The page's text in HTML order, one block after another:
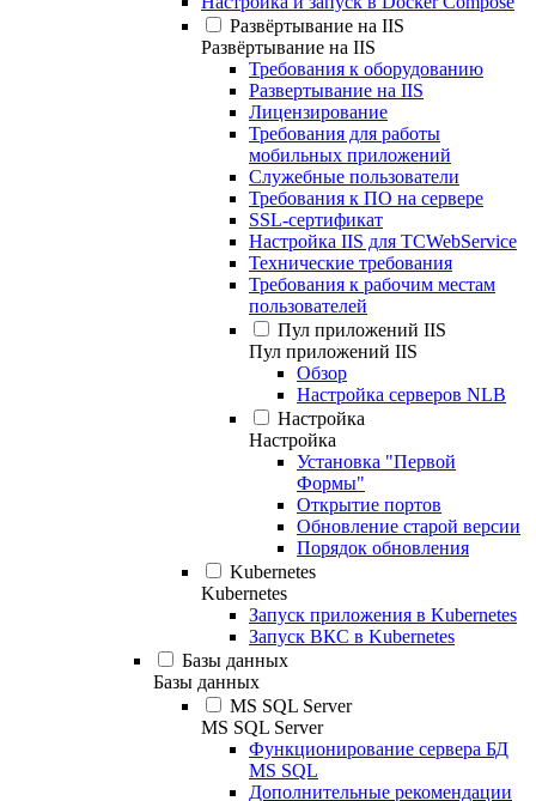
Развёртывание на IIS
Развёртывание на IIS
Требования к оборудованию
Развертывание на IIS
Лицензирование
Требования для работы
мобильных приложений
Служебные пользователи
Требования к ПО на сервере
SSL-сертификат
Настройка IIS для TCWebService
Технические требования
Требования к рабочим местам
пользователей
Пул приложений IIS
Пул приложений IIS
Обзор
Настройка серверов NLB
Настройка
Настройка
Установка "Первой
Формы"
Открытие портов
Обновление старой версии
Порядок обновления
Kubernetes
Kubernetes
Запуск приложения в Kubernetes
Запуск ВКС в Kubernetes
Базы данных
Базы данных
MS SQL Server
MS SQL Server
Функционирование сервера БД
MS SQL
Дополнительные рекомендации